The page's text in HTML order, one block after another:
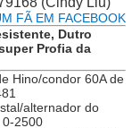
FÃ EM FACEBOOK
Dutro
Profia da
Hino/condor 60A de
alternador do
0-2500